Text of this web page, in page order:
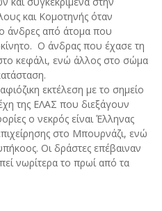
και Κομοτηνής όταν
άνδρες από άτομα που
Ο άνδρας που έχασε τη
κεφάλι, ενώ άλλος στο σώμα
εκτέλεση με το σημείο
της ΕΛΑΣ που διεξάγουν
ο νεκρός είναι Έλληνας
στο Μπουρνάζι, ενώ
Οι δράστες επέβαιναν
νωρίτερα το πρωί από τα